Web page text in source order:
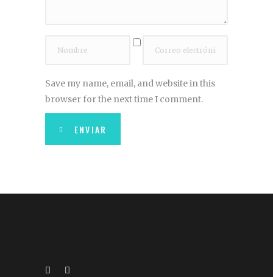
Save my name, email, and website in this
browser for the next time I comment.
ENVIAR